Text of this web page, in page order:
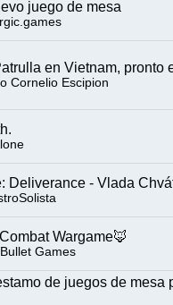
juego de mesa
en Vietnam, pronto
Cornelio Escipion
Deliverance - Vlada
Wargame🦊
Games
de juegos de mesa